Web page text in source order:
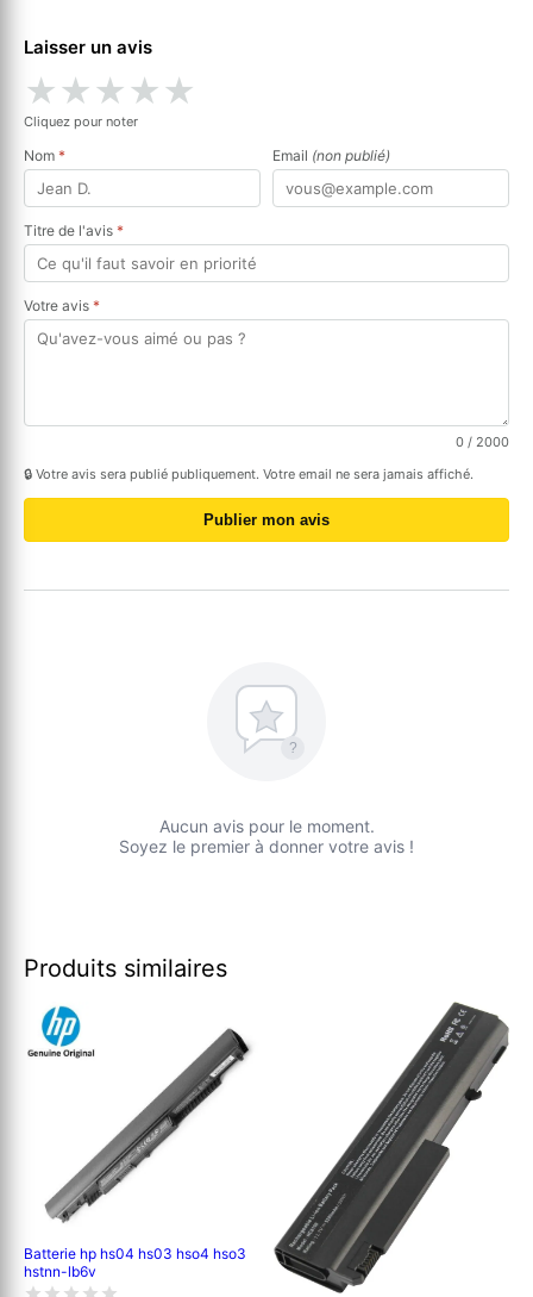
Laisser un avis
★★★★★
Cliquez pour noter
Nom * Email (non publié)
Titre de l'avis *
Votre avis *
0 / 2000
🔒 Votre avis sera publié publiquement. Votre email ne sera jamais affiché.
Publier mon avis
?
Aucun avis pour le moment.
Soyez le premier à donner votre avis !
Produits similaires
Batterie hp hs04 hs03 hso4 hso3
hstnn-lb6v